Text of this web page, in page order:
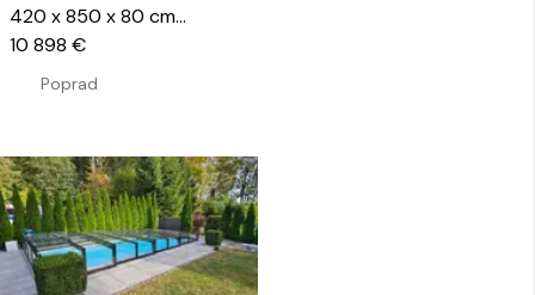
420 x 850 x 80 cm…
Poprad
10 898 €